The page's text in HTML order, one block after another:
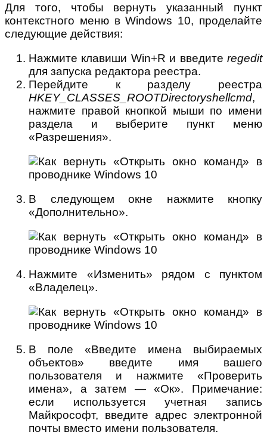
Для того, чтобы вернуть указанный пункт
контекстного меню в Windows 10, проделайте
следующие действия:
Нажмите клавиши Win+R и введите regedit
для запуска редактора реестра.
Перейдите к разделу реестра
HKEY_CLASSES_ROOTDirectoryshellcmd,
нажмите правой кнопкой мыши по имени
раздела и выберите пункт меню
«Разрешения».
В следующем окне нажмите кнопку
«Дополнительно».
Нажмите «Изменить» рядом с пунктом
«Владелец».
В поле «Введите имена выбираемых
объектов» введите имя вашего
пользователя и нажмите «Проверить
имена», а затем — «Ок». Примечание:
если используется учетная запись
Майкрософт, введите адрес электронной
почты вместо имени пользователя.